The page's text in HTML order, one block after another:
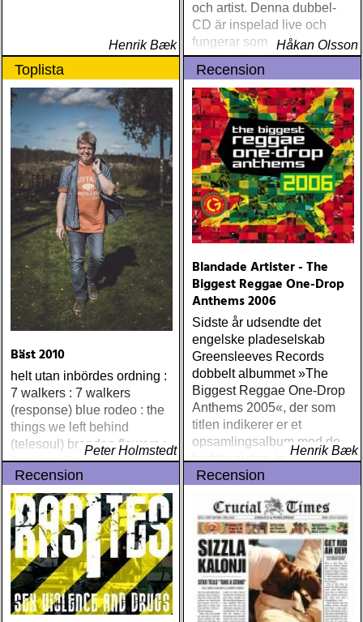
Henrik Bæk
och artist. Denna dubbel-
CD är inspelad live och
fungerar som en utmärkt
introduktion till denna
världsartist.
Håkan Olsson
Toplista
Bäst 2010
helt utan inbördes ordning :
7 walkers : 7 walkers
(response) blue rodeo : the
things we left behind
(telesoul) brandon flowers :
flamingo (island) elton john
& leon russell : the union
(mercury) justin currie : the
great war (ryko)
meadowland : harbours
(oaks of mamre) rumer :
seasons of my soul
(atlantic) rob thompson :
dust (angel air) roky
erickson w/okkervil river :
Peter Holmstedt
Recension
Blandade Artister - The
Biggest Reggae One-Drop
Anthems 2006
Sidste år udsendte det
engelske pladeselskab
Greensleeves Records
dobbelt albummet »The
Biggest Reggae One-Drop
Anthems 2005«, der som
titlen indikerer er et
opsamlingsalbum med de
bedste numre indenfor den
populære reggaestil kaldet
Henrik Bæk
Recension Recension